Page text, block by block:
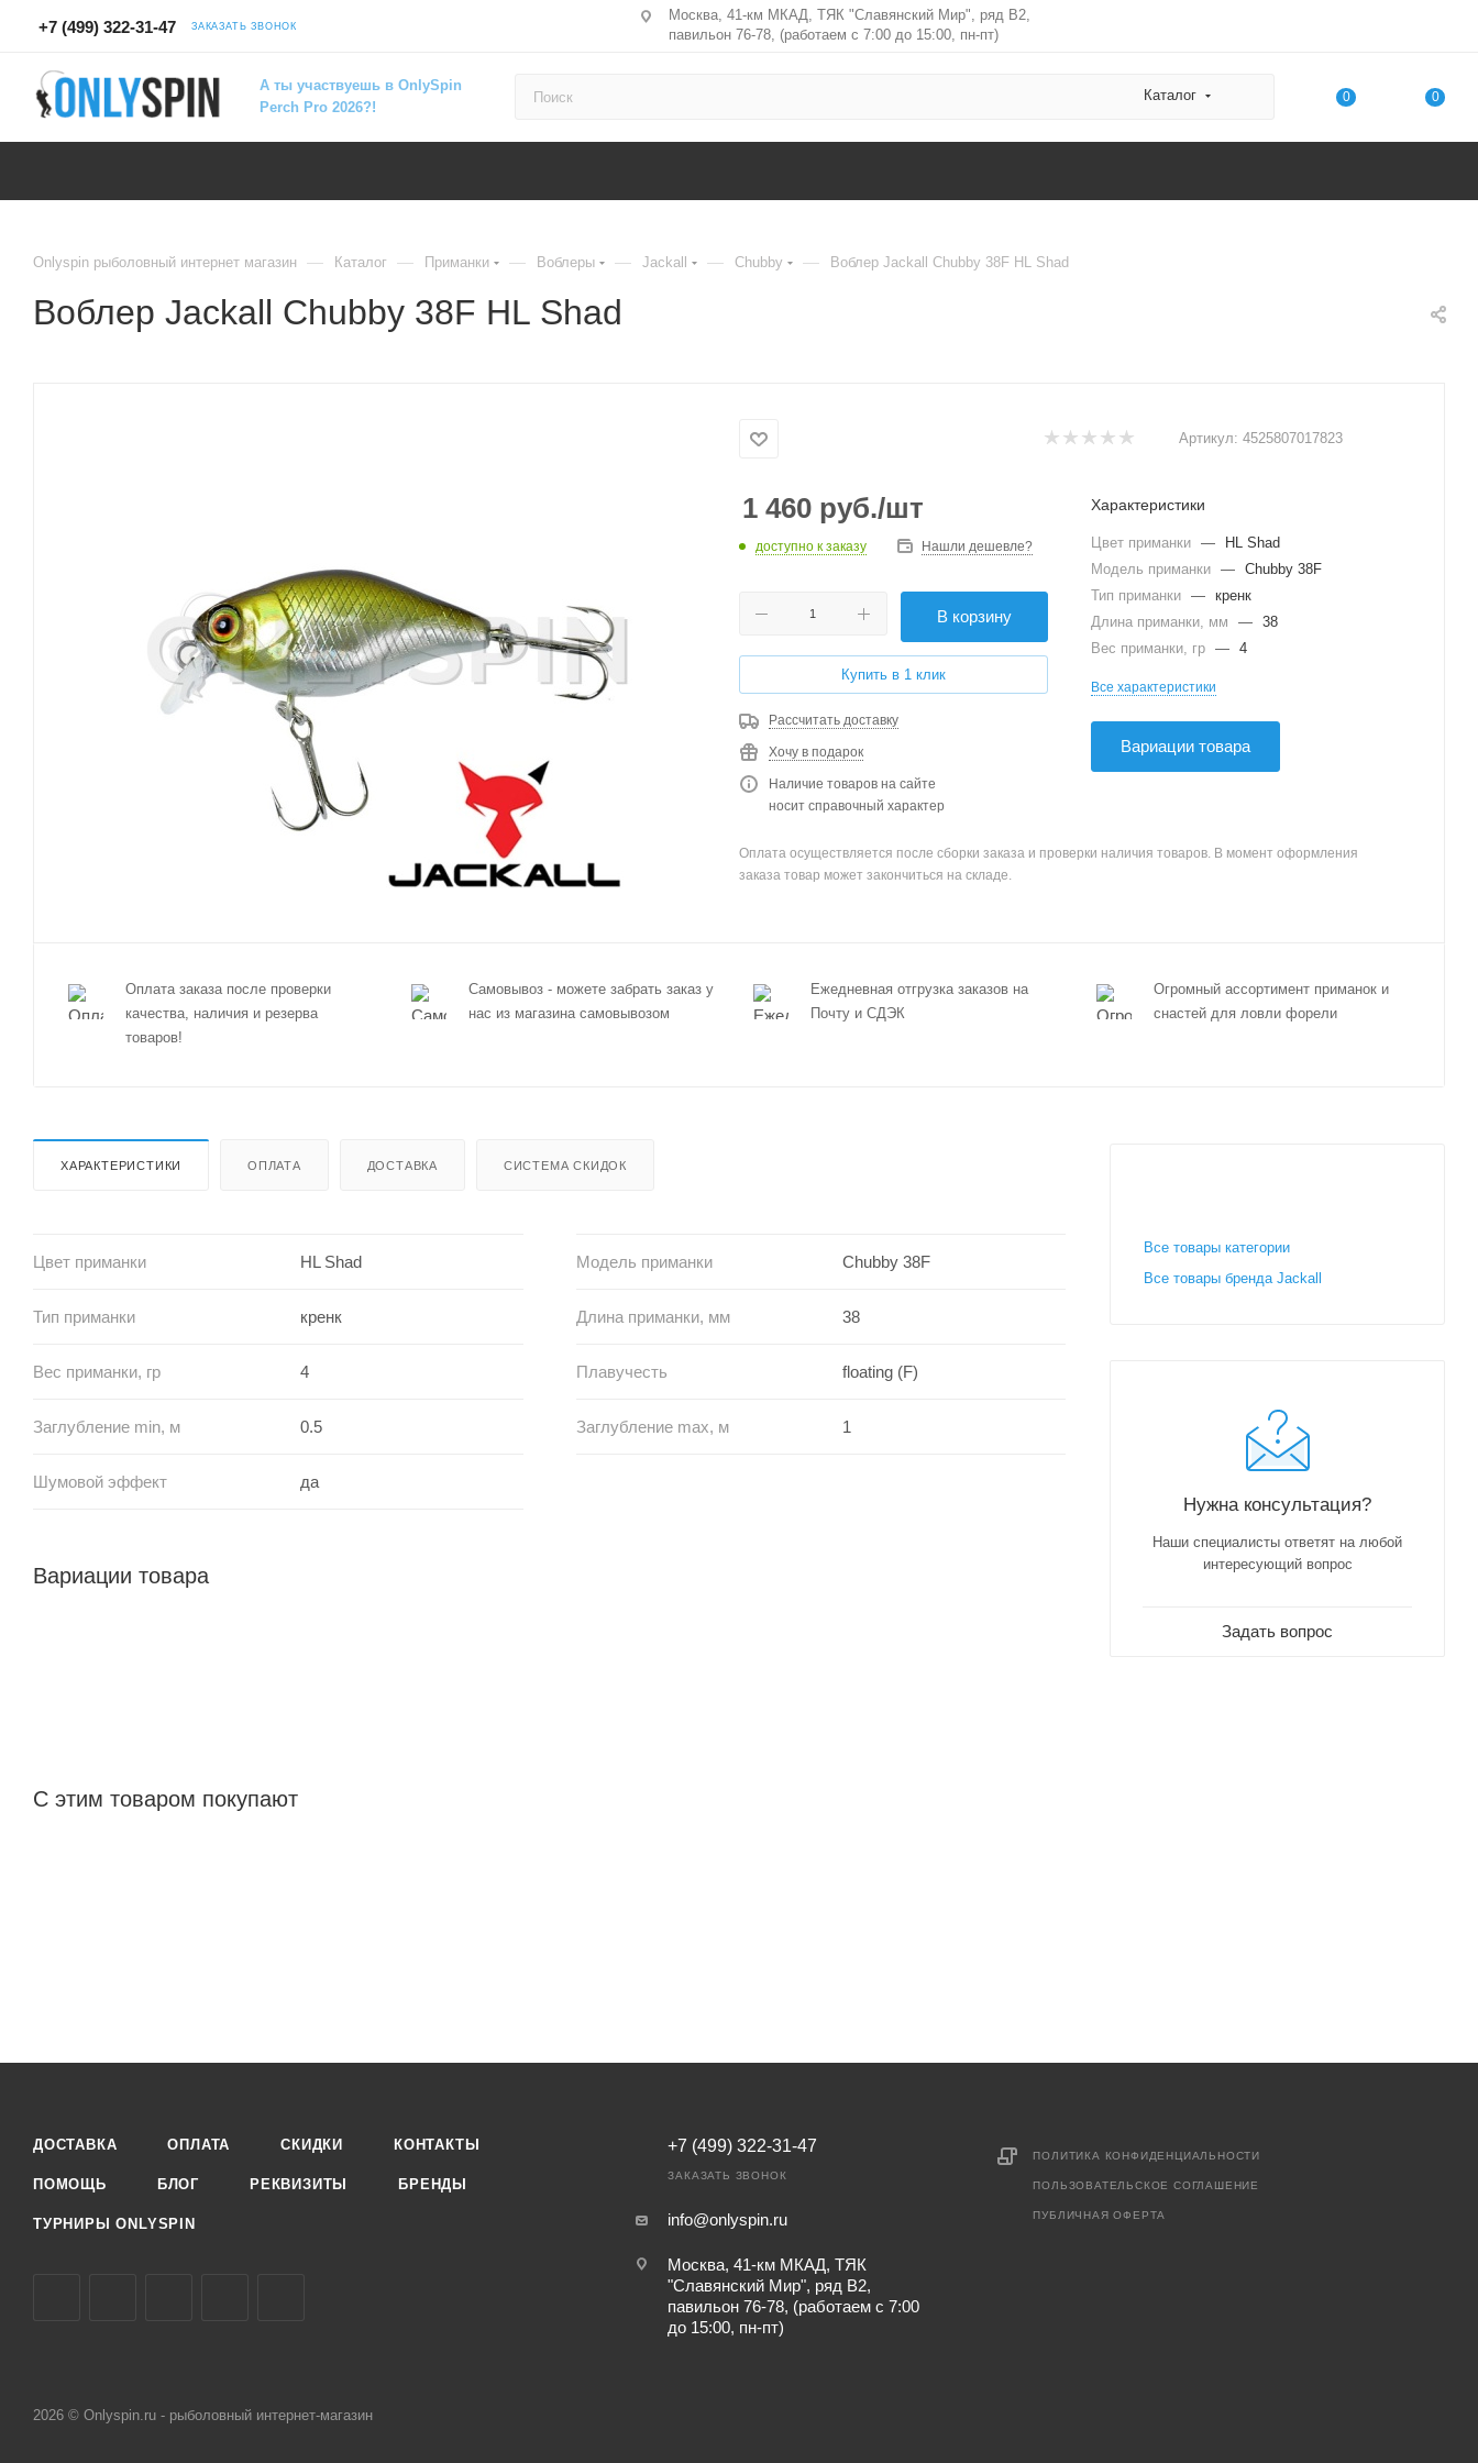
+7 (499) 322-31-47 ЗАКАЗАТЬ ЗВОНОК
Москва, 41-км МКАД, ТЯК "Славянский Мир", ряд В2,
павильон 76-78, (работаем с 7:00 до 15:00, пн-пт)
А ты участвуешь в OnlySpin
Perch Pro 2026?!
Каталог 0 0
Onlyspin рыболовный интернет магазин — Каталог — Приманки — Воблеры — Jackall — Chubby — Воблер Jackall Chubby 38F HL Shad
Воблер Jackall Chubby 38F HL Shad
Артикул: 4525807017823
1 460 руб./шт
доступно к заказу Нашли дешевле?
В корзину
Купить в 1 клик
Рассчитать доставку
Хочу в подарок
Наличие товаров на сайте
носит справочный характер
Характеристики
Цвет приманки —
HL Shad
Модель приманки — Chubby 38F
Тип приманки — кренк
Длина приманки, мм
— 38
Вес приманки, гр — 4
Все характеристики
Вариации товара
Оплата осуществляется после сборки заказа и проверки наличия товаров. В момент оформления
заказа товар может закончиться на складе.
Оплата заказа после проверки
качества, наличия и резерва
товаров!
Самовывоз - можете забрать заказ у
нас из магазина самовывозом
Ежедневная отгрузка заказов на
Почту и СДЭК
Огромный ассортимент приманок и
снастей для ловли форели
ХАРАКТЕРИСТИКИ ОПЛАТА ДОСТАВКА СИСТЕМА СКИДОК
Цвет приманки HL Shad Модель приманки Chubby 38F
Тип приманки кренк Длина приманки, мм 38
Вес приманки, гр 4 Плавучесть floating (F)
Заглубление min, м 0.5 Заглубление max, м 1
Шумовой эффект да
Вариации товара
С этим товаром покупают
Все товары категории
Все товары бренда Jackall
Нужна консультация?
Наши специалисты ответят на любой
интересующий вопрос
Задать вопрос
ДОСТАВКА ОПЛАТА СКИДКИ КОНТАКТЫ
ПОМОЩЬ БЛОГ РЕКВИЗИТЫ БРЕНДЫ
ТУРНИРЫ ONLYSPIN
+7 (499) 322-31-47
ЗАКАЗАТЬ ЗВОНОК
info@onlyspin.ru
Москва, 41-км МКАД, ТЯК
"Славянский Мир", ряд В2,
павильон 76-78, (работаем с 7:00
до 15:00, пн-пт)
ПОЛИТИКА КОНФИДЕНЦИАЛЬНОСТИ
ПОЛЬЗОВАТЕЛЬСКОЕ СОГЛАШЕНИЕ
ПУБЛИЧНАЯ ОФЕРТА
2026 © Onlyspin.ru - рыболовный интернет-магазин